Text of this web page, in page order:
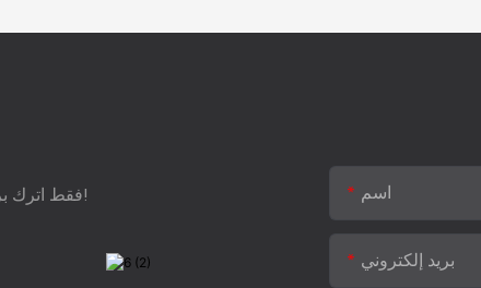
فقط اترك بريدك الإلكتروني أو رقم هاتفك في نموذج الاتصال حتى نتمكن من إرسال اقتراح مجاني إليك! اسم
بريد إلكتروني